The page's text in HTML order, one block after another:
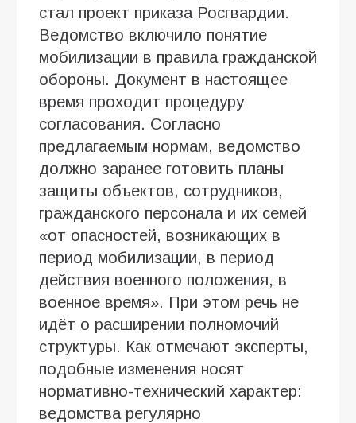
стал проект приказа Росгвардии.
Ведомство включило понятие
мобилизации в правила гражданской
обороны. Документ в настоящее
время проходит процедуру
согласования. Согласно
предлагаемым нормам, ведомство
должно заранее готовить планы
защиты объектов, сотрудников,
гражданского персонала и их семей
«от опасностей, возникающих в
период мобилизации, в период
действия военного положения, в
военное время». При этом речь не
идёт о расширении полномочий
структуры. Как отмечают эксперты,
подобные изменения носят
нормативно-технический характер:
ведомства регулярно